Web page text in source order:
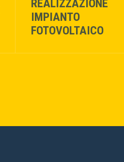
REALIZZAZIONE
IMPIANTO
FOTOVOLTAICO